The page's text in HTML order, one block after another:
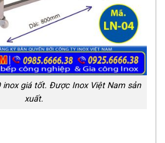
inox giá tốt. Được Inox Việt Nam sản
xuất.